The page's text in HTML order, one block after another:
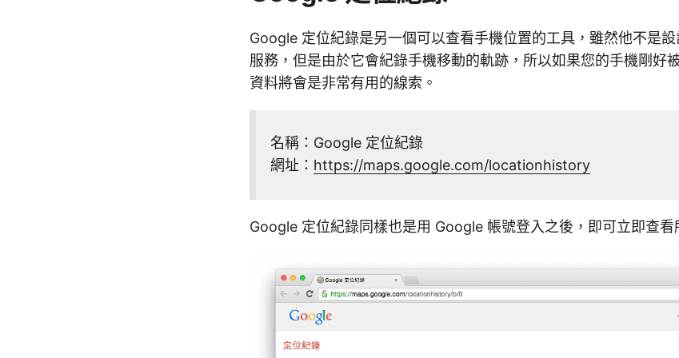
Google 定位紀錄是另一個可以查看手機位置的工具，雖然他不是
服務，但是由於它會紀錄手機移動的軌跡，所以如果您的手機剛好
資料將會是非常有用的線索。
名稱：Google 定位紀錄
網址： https://maps.google.com/locationhistory
Google 定位紀錄同樣也是用 Google 帳號登入之後，即可立即查看